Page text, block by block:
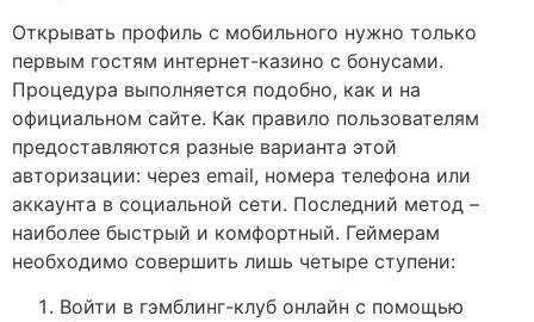
Открывать профиль с мобильного нужно только
первым гостям интернет-казино с бонусами.
Процедура выполняется подобно, как и на
официальном сайте. Как правило пользователям
предоставляются разные варианта этой
авторизации: через email, номера телефона или
аккаунта в социальной сети. Последний метод –
наиболее быстрый и комфортный. Геймерам
необходимо совершить лишь четыре ступени:
Войти в гэмблинг-клуб онлайн с помощью